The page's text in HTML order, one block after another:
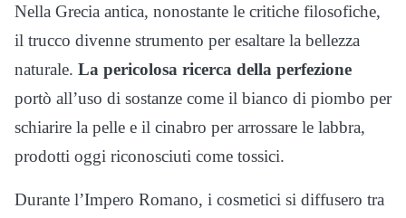
Nella Grecia antica, nonostante le critiche filosofiche,
il trucco divenne strumento per esaltare la bellezza
naturale. La pericolosa ricerca della perfezione
portò all’uso di sostanze come il bianco di piombo per
schiarire la pelle e il cinabro per arrossare le labbra,
prodotti oggi riconosciuti come tossici.
Durante l’Impero Romano, i cosmetici si diffusero tra